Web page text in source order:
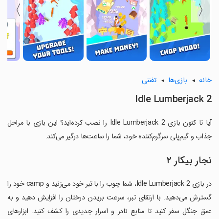
〈
〉
خانه بازی‌ها تفننی
Idle Lumberjack 2
آیا تا کنون بازی Idle Lumberjack 2 را نصب کرده‌اید؟ این بازی با مراحل
جذاب و گیم‌پلی سرگرم‌کننده خود، شما را ساعت‌ها درگیر می‌کند.
نجار بیکار ۲
در بازی Idle Lumberjack 2، شما چوب را با تبر خود می‌زنید و camp خود را
گسترش می‌دهید. با ارتقای تبر، سرعت بریدن درختان را افزایش دهید و به
عمق جنگل سفر کنید تا منابع نادر و اسرار جدیدی را کشف کنید. ابزارهای